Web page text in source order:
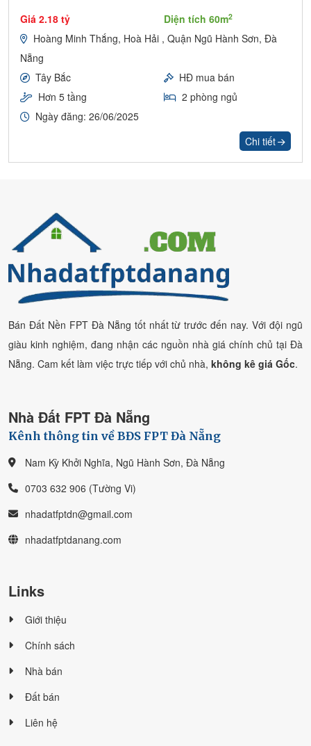
Giá 2.18 tỷ Diện tích 60m2
Hoàng Minh Thắng, Hoà Hải , Quận Ngũ Hành Sơn, Đà
Nẵng
Tây Bắc
HĐ mua bán
Hơn 5 tầng
2 phòng ngủ
Ngày đăng: 26/06/2025
Chi tiết
Bán Đất Nền FPT Đà Nẵng tốt nhất từ trước đến nay. Với đội ngũ
giàu kinh nghiệm, đang nhận các nguồn nhà giá chính chủ tại Đà
Nẵng. Cam kết làm việc trực tiếp với chủ nhà, không kê giá Gốc.
Nhà Đất FPT Đà Nẵng
Kênh thông tin về BĐS FPT Đà Nẵng
Nam Kỳ Khởi Nghĩa, Ngũ Hành Sơn, Đà Nẵng
0703 632 906 (Tường Vi)
nhadatfptdn@gmail.com
nhadatfptdanang.com
Links
Giới thiệu
Chính sách
Nhà bán
Đất bán
Liên hệ